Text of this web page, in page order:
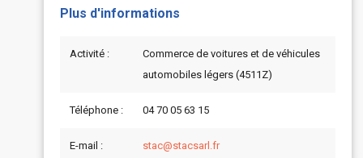
Plus d'informations
Activité :
Commerce de voitures et de véhicules
automobiles légers (4511Z)
Téléphone : 04 70 05 63 15
E-mail : stac@stacsarl.fr